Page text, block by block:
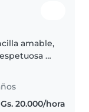
amable,
y
a
una flia mi
y un..
Gs. 20.000/hora